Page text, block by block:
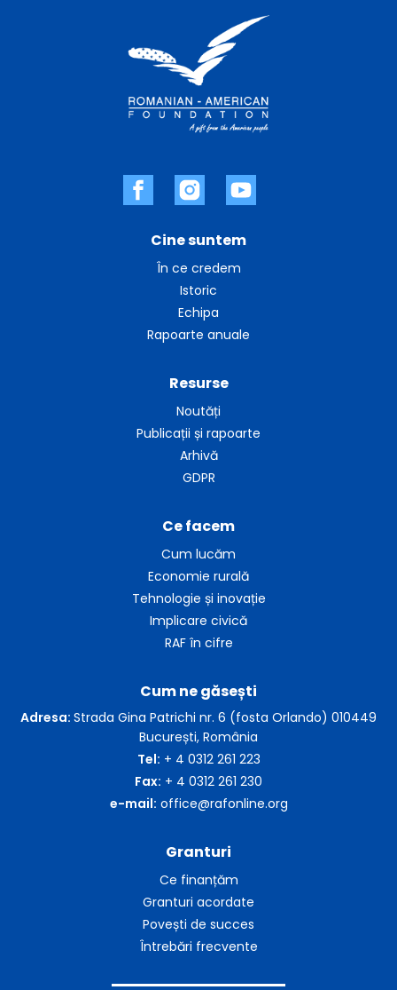
Cine suntem
În ce credem
Istoric
Echipa
Rapoarte anuale
Ce facem
Cum lucăm
Economie rurală
Tehnologie și inovație
Implicare civică
RAF în cifre
Granturi
Ce finanțăm
Granturi acordate
Povești de succes
Întrebări frecvente
Resurse
Noutăți
Publicații și rapoarte
Arhivă
GDPR
Cum ne găsești
Adresa: Strada Gina Patrichi nr. 6 (fosta Orlando) 010449
București, România
Tel: + 4 0312 261 223
Fax: + 4 0312 261 230
e-mail: office@rafonline.org